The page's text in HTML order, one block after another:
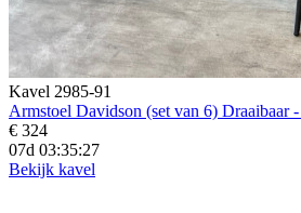
Kavel 2985-91
Armstoel Davidson (set van 6) Draaibaar
€ 324
07d 03:35:25
Bekijk kavel